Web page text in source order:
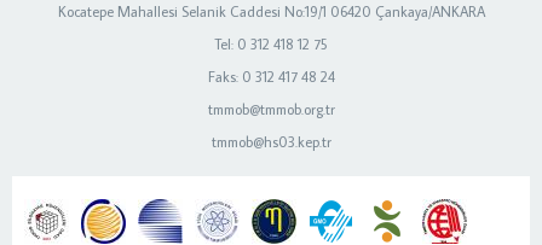
Kocatepe Mahallesi Selanik Caddesi No:19/1 06420 Çankaya/ANKARA
Tel: 0 312 418 12 75
Faks: 0 312 417 48 24
tmmob@tmmob.org.tr
tmmob@hs03.kep.tr